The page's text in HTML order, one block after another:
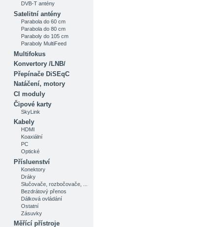
DVB-T antény
Satelitní antény
Parabola do 60 cm
Parabola do 80 cm
Paraboly do 105 cm
Paraboly MultiFeed
Multifokus
Konvertory /LNB/
Přepínače DiSEqC
Natáčení, motory
CI moduly
Čipové karty
SkyLink
Kabely
HDMI
Koaxiální
PC
Optické
Přísluenství
Konektory
Dráky
Slučovače, rozbočovače, ...
Bezdrátový přenos
Dálková ovládání
Ostatní
Zásuvky
Měřící přístroje